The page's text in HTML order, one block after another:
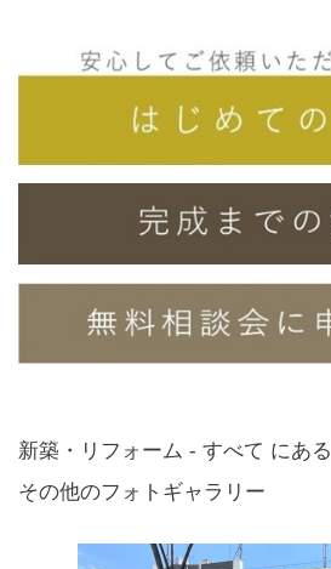
新築・リフォーム - すべて にある
その他のフォトギャラリー